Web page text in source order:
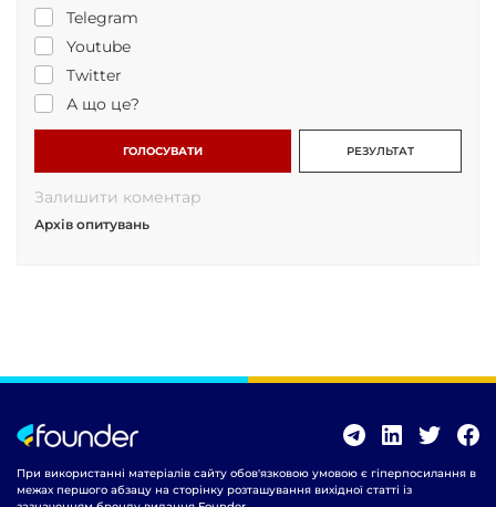
Telegram
Youtube
Twitter
А що це?
ГОЛОСУВАТИ РЕЗУЛЬТАТ
Залишити коментар
Архів опитувань
При використанні матеріалів сайту обов'язковою умовою є гіперпосилання в
межах першого абзацу на сторінку розташування вихідної статті із